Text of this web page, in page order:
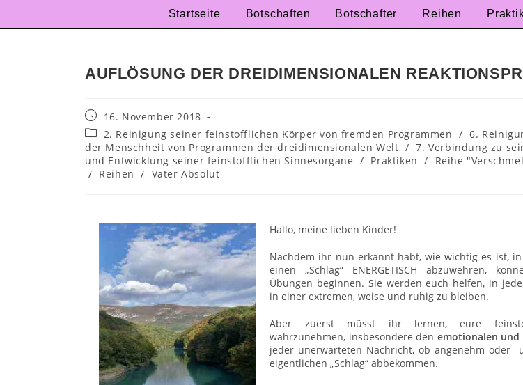
Startseite Botschaften Botschafter Reihen
AUFLÖSUNG DER DREIDIMENSIONALEN
16. November 2018
2. Reinigung seiner feinstofflichen Körper von fremden Programmen / 6.
der Menschheit von Programmen der dreidimensionalen Welt / 7. Verbindung zu
und Entwicklung seiner feinstofflichen Sinnesorgane / Praktiken /
Reihe
/ Reihen / Vater Absolut
Hallo, meine lieben Kinder!
Nachdem ihr nun erkannt habt, wie wichtig es ist,
einen „Schlag“ ENERGETISCH abzuwehren,
Übungen beginnen. Sie werden euch helfen, in
in einer extremen, weise und ruhig zu bleiben.
Aber zuerst müsst ihr lernen, eure
wahrzunehmen, insbesondere den emotionalen und
jeder unerwarteten Nachricht, ob angenehm oder
eigentlichen „Schlag“ abbekommen.